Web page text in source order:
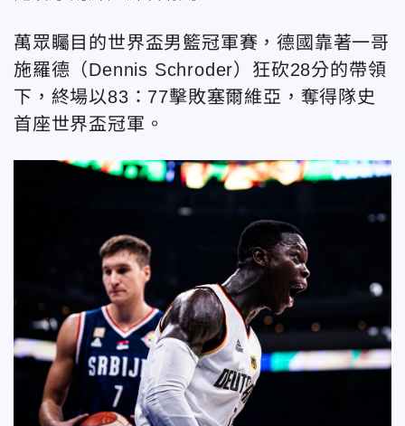
萬眾矚目的世界盃男籃冠軍賽，德國靠著一哥
施羅德（Dennis Schroder）狂砍28分的帶領
下，終場以83：77擊敗塞爾維亞，奪得隊史
首座世界盃冠軍。